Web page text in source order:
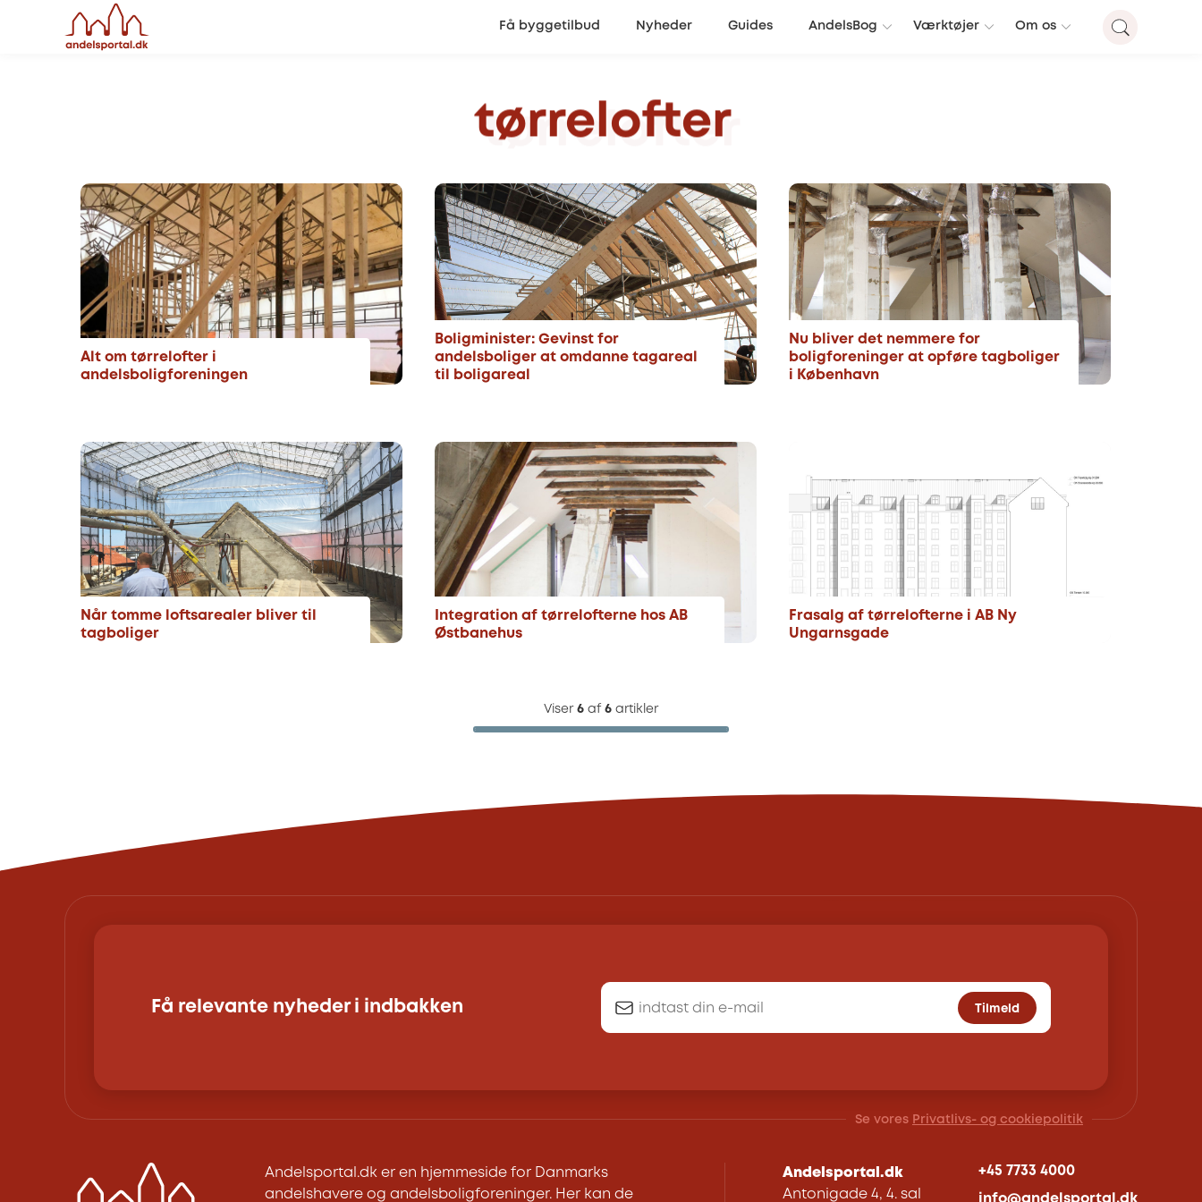
Få byggetilbud Nyheder Guides AndelsBog Værktøjer Om os
tørrelofter
Alt om tørrelofter i
andelsboligforeningen
Boligminister: Gevinst for
andelsboliger at omdanne tagareal
til boligareal
Nu bliver det nemmere for
boligforeninger at opføre tagboliger
i København
Når tomme loftsarealer bliver til
tagboliger
Integration af tørrelofterne hos AB
Østbanehus
Frasalg af tørrelofterne i AB Ny
Ungarnsgade
Viser 6 af 6 artikler
Få relevante nyheder i indbakken Tilmeld
Se vores Privatlivs- og cookiepolitik
Andelsportal.dk er en hjemmeside for Danmarks
andelshavere og andelsboligforeninger. Her kan de
Andelsportal.dk
Antonigade 4, 4. sal
+45 7733 4000
info@andelsportal.dk